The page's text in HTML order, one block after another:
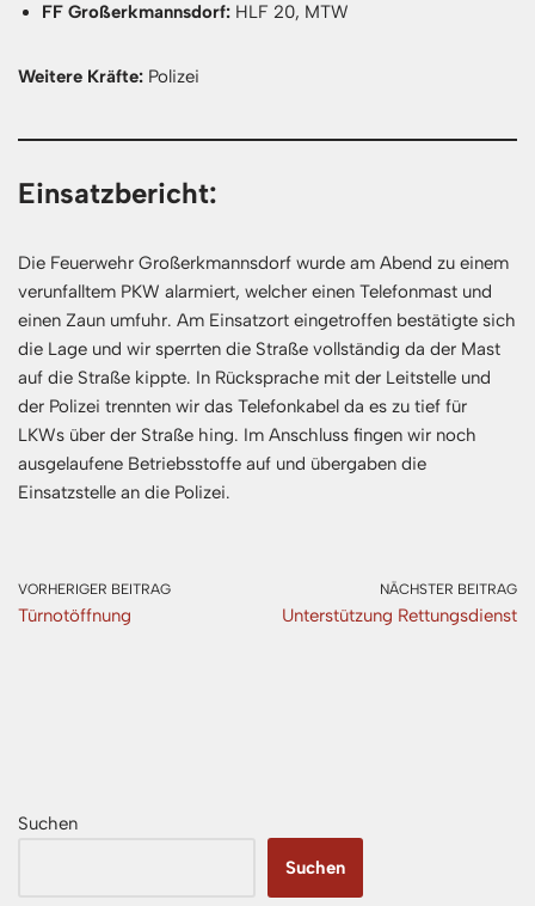
FF Großerkmannsdorf: HLF 20, MTW
Weitere Kräfte: Polizei
Einsatzbericht:
Die Feuerwehr Großerkmannsdorf wurde am Abend zu einem
verunfalltem PKW alarmiert, welcher einen Telefonmast und
einen Zaun umfuhr. Am Einsatzort eingetroffen bestätigte sich
die Lage und wir sperrten die Straße vollständig da der Mast
auf die Straße kippte. In Rücksprache mit der Leitstelle und
der Polizei trennten wir das Telefonkabel da es zu tief für
LKWs über der Straße hing. Im Anschluss fingen wir noch
ausgelaufene Betriebsstoffe auf und übergaben die
Einsatzstelle an die Polizei.
VORHERIGER BEITRAG
Türnotöffnung
NÄCHSTER BEITRAG
Unterstützung Rettungsdienst
Suchen
Suchen